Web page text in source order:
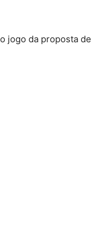
jogo da proposta de